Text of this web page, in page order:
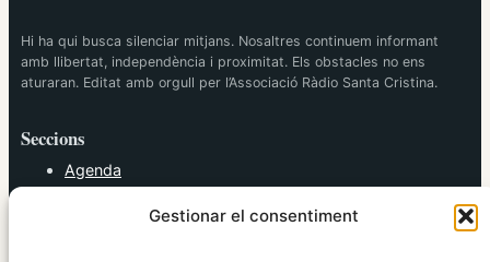
Gestionar el consentiment
Hi ha qui busca silenciar mitjans. Nosaltres continuem informant
amb llibertat, independència i proximitat. Els obstacles no ens
aturaran. Editat amb orgull per l’Associació Ràdio Santa Cristina.
Seccions
Agenda